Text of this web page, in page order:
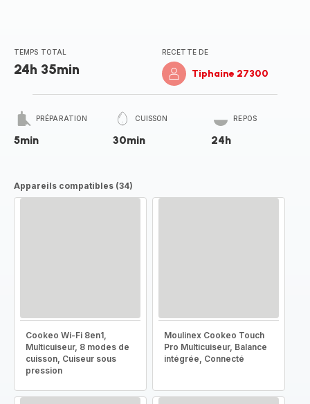
TEMPS TOTAL
24h 35min
RECETTE DE
Tiphaine 27300
PRÉPARATION
5min
CUISSON
30min
REPOS
24h
Appareils compatibles (34)
Cookeo Wi-Fi 8en1,
Multicuiseur, 8 modes de
cuisson, Cuiseur sous
pression
Moulinex Cookeo Touch
Pro Multicuiseur, Balance
intégrée, Connecté